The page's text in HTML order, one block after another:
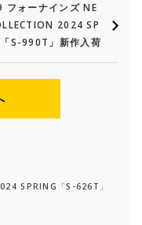
フォーナインズ NE
2024 SP
S-990T」新作入荷
SPRING「S-626T」